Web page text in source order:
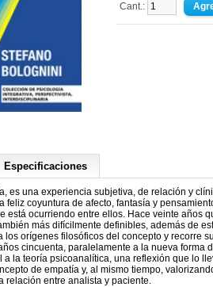
Cant.:
Especificaciones
es una experiencia subjetiva, de relación y
feliz coyuntura de afecto, fantasía y
está ocurriendo entre ellos. Hace veinte años
más difícilmente definibles, además de
los orígenes filosóficos del concepto y recorre
cincuenta, paralelamente a la nueva forma
a la teoría psicoanalítica, una reflexión que lo
de empatía y, al mismo tiempo,
relación entre analista y paciente.